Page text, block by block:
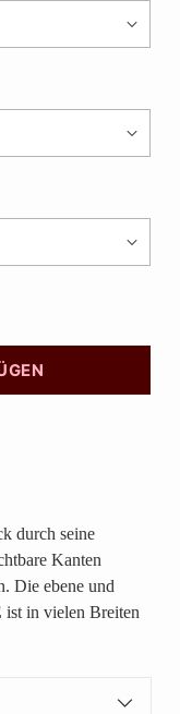
durch seine
Kanten
Die ebene und
ist in vielen Breiten